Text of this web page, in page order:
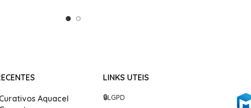
Curativos Aquacel
LINKS UTEIS
🔒LGPD